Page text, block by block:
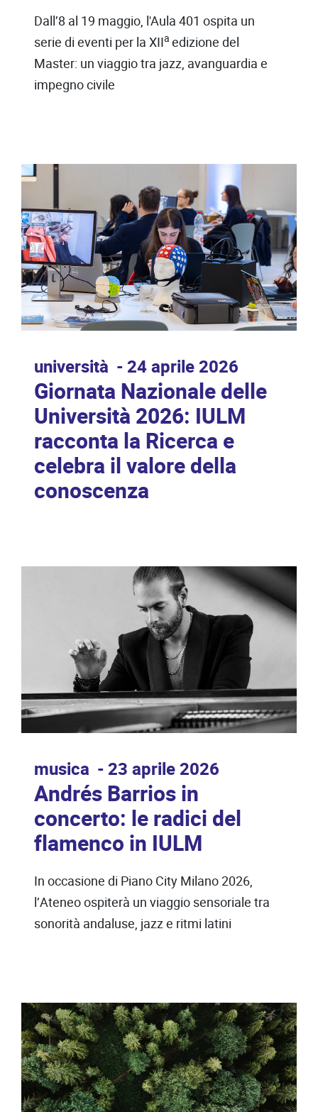
Dall’8 al 19 maggio, l'Aula 401 ospita un
serie di eventi per la XIIa edizione del
Master: un viaggio tra jazz, avanguardia e
impegno civile
università 24 aprile 2026
Giornata Nazionale delle
Università 2026: IULM
racconta la Ricerca e
celebra il valore della
conoscenza
musica 23 aprile 2026
Andrés Barrios in
concerto: le radici del
flamenco in IULM
In occasione di Piano City Milano 2026,
l’Ateneo ospiterà un viaggio sensoriale tra
sonorità andaluse, jazz e ritmi latini